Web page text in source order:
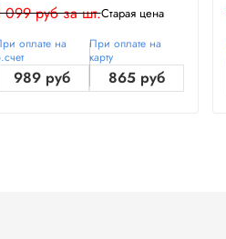
099 руб за шт.Старая цена
оплате на
989 руб
При оплате на
карту
865 руб